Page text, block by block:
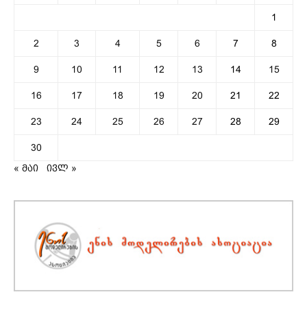
1
2 3 4 5 6 7 8
9 10 11 12 13 14 15
16 17 18 19 20 21 22
23 24 25 26 27 28 29
30
« მაი
ივლ »